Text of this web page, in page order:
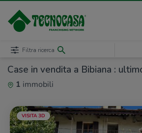
Case in vendita a Bibiana :
1 immobili
Filtra ricerca
VISITA 3D